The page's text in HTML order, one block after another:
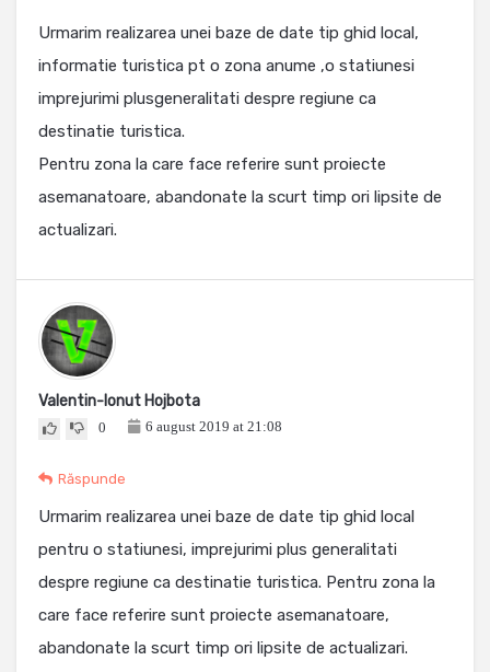
Urmarim realizarea unei baze de date tip ghid local,
informatie turistica pt o zona anume ,o statiunesi
imprejurimi plusgeneralitati despre regiune ca
destinatie turistica.
Pentru zona la care face referire sunt proiecte
asemanatoare, abandonate la scurt timp ori lipsite de
actualizari.
Valentin-Ionut Hojbota
0 6 august 2019 at 21:08
Răspunde
Urmarim realizarea unei baze de date tip ghid local
pentru o statiunesi, imprejurimi plus generalitati
despre regiune ca destinatie turistica. Pentru zona la
care face referire sunt proiecte asemanatoare,
abandonate la scurt timp ori lipsite de actualizari.